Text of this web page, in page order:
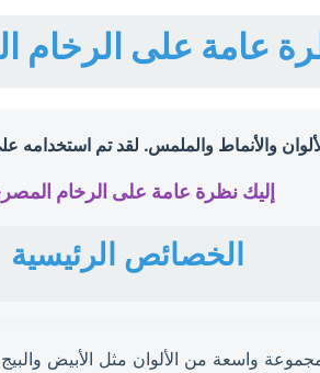
عامة على الرخام
والأنماط والملمس. لقد تم استخدامه
إليك نظرة عامة على الرخام
الخصائص الرئيسية
واسعة من الألوان مثل الأبيض